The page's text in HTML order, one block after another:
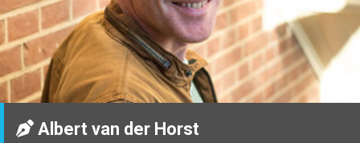
Albert van der Horst